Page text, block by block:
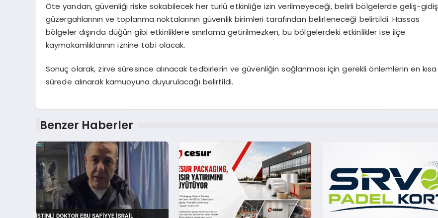
Öte yandan, güvenliği riske sokabilecek her türlü etkinliğe izin verilmeyeceği, belirli bölgelerde geliş-gidiş
güzergahlarının ve toplanma noktalarının güvenlik birimleri tarafından belirleneceği belirtildi. Hassas
bölgeler dışında düğün gibi etkinliklere sınırlama getirilmezken, bu bölgelerdeki etkinlikler ise ilçe
kaymakamlıklarının iznine tabi olacak.
Sonuç olarak, zirve süresince alınacak tedbirlerin ve güvenliğin sağlanması için gerekli önlemlerin en kısa
sürede alınarak kamuoyuna duyurulacağı belirtildi.
Benzer Haberler